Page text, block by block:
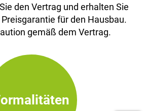
den Vertrag und erhalten Sie
für den Hausbau.
gemäß dem Vertrag.